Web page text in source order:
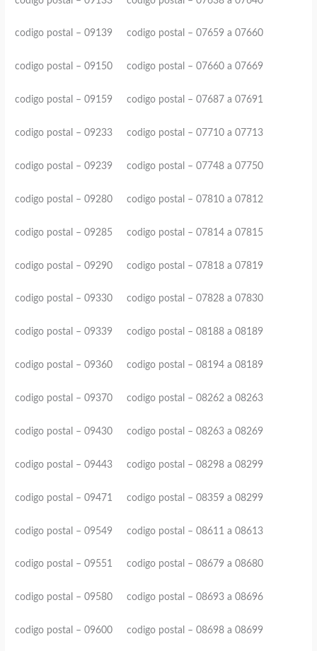
codigo postal – 09139 codigo postal – 07659 a 07660
codigo postal – 09150 codigo postal – 07660 a 07669
codigo postal – 09159 codigo postal – 07687 a 07691
codigo postal – 09233 codigo postal – 07710 a 07713
codigo postal – 09239 codigo postal – 07748 a 07750
codigo postal – 09280 codigo postal – 07810 a 07812
codigo postal – 09285 codigo postal – 07814 a 07815
codigo postal – 09290 codigo postal – 07818 a 07819
codigo postal – 09330 codigo postal – 07828 a 07830
codigo postal – 09339 codigo postal – 08188 a 08189
codigo postal – 09360 codigo postal – 08194 a 08189
codigo postal – 09370 codigo postal – 08262 a 08263
codigo postal – 09430 codigo postal – 08263 a 08269
codigo postal – 09443 codigo postal – 08298 a 08299
codigo postal – 09471 codigo postal – 08359 a 08299
codigo postal – 09549 codigo postal – 08611 a 08613
codigo postal – 09551 codigo postal – 08679 a 08680
codigo postal – 09580 codigo postal – 08693 a 08696
codigo postal – 09600 codigo postal – 08698 a 08699